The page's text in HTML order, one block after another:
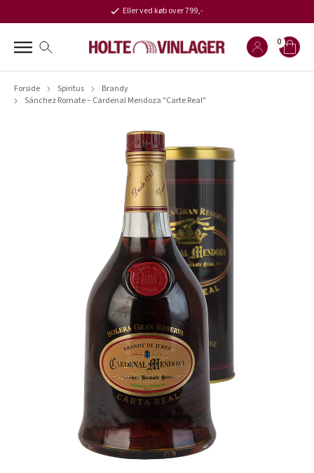
Eller ved køb over 799,-
0
Forside Spiritus
Brandy
Sánchez Romate – Cardenal Mendoza "Carte Real"